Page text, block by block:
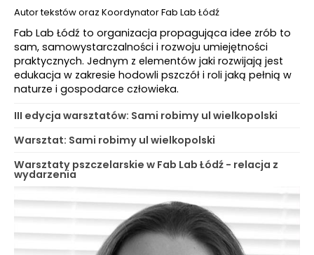
Autor tekstów oraz Koordynator Fab Lab Łódź
Fab Lab Łódź to organizacja propagująca idee zrób to
sam, samowystarczalności i rozwoju umiejętności
praktycznych. Jednym z elementów jaki rozwijają jest
edukacja w zakresie hodowli pszczół i roli jaką pełnią w
naturze i gospodarce człowieka.
III edycja warsztatów: Sami robimy ul wielkopolski
Warsztat: Sami robimy ul wielkopolski
Warsztaty pszczelarskie w Fab Lab Łódź - relacja z
wydarzenia